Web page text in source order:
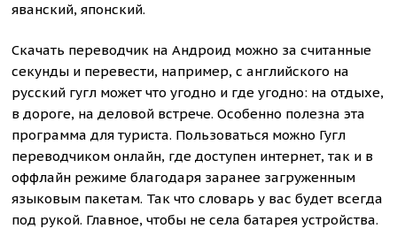
яванский, японский.
Скачать переводчик на Андроид можно за считанные
секунды и перевести, например, с английского на
русский гугл может что угодно и где угодно: на отдыхе,
в дороге, на деловой встрече. Особенно полезна эта
программа для туриста. Пользоваться можно Гугл
переводчиком онлайн, где доступен интернет, так и в
оффлайн режиме благодаря заранее загруженным
языковым пакетам. Так что словарь у вас будет всегда
под рукой. Главное, чтобы не села батарея устройства.